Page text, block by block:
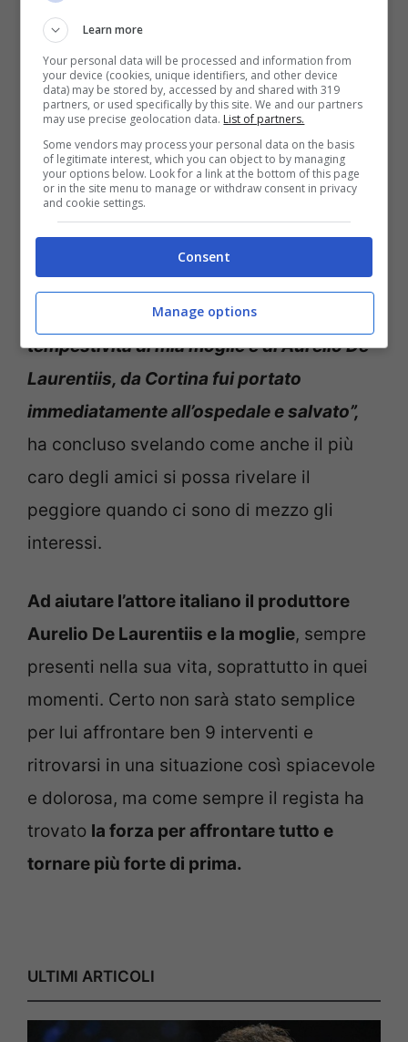
Cristian De Sica racconta di quella volta che gli esplose un
petardo in faccia – foto: Ansa – ladradibiciclette.it
L’artista ha poi aggiunto quello che
accadde subito dopo:“Un americano a
Roma al Sistina e più di un collega si
precipitò da Garinei dicendoDe Sica ormai
è cieco, prendo io il suo posto. Ma dopo 9
fu un enorme successo.Il ricordo più
brutto della mia vita. Magrazie alla
tempestività di mia moglie e di Aurelio De
Laurentiis, da Cortina fui portato
immediatamente all’ospedale e salvato”,
ha concluso svelando come anche il più
caro degli amici si possa rivelare il
peggiore quando ci sono di mezzo gli
interessi.
Ad aiutare l’attore italiano il produttore
Aurelio De Laurentiis e la moglie, sempre
presenti nella sua vita, soprattutto in quei
momenti. Certo non sarà stato semplice
per lui affrontare ben 9 interventi e
ritrovarsi in una situazione così spiacevole
e dolorosa, ma come sempre il regista ha
trovato la forza per affrontare tutto e
tornare più forte di prima.
ULTIMI ARTICOLI
Learn more
Your personal data will be processed and information from
your device (cookies, unique identifiers, and other device
data) may be stored by, accessed by and shared with 319
partners, or used specifically by this site. We and our partners
may use precise geolocation data. List of partners.
Some vendors may process your personal data on the basis
of legitimate interest, which you can object to by managing
your options below. Look for a link at the bottom of this page
or in the site menu to manage or withdraw consent in privacy
and cookie settings.
Consent
Manage options